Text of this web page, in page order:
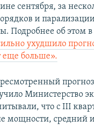
сентября, за
и
Подробнее об этом
ухудшило
еще больше».
Министерство
что с III
мощности, средний